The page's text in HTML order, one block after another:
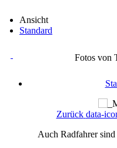
Ansicht
Standard
Fotos von
Zurück data-
Auch Radfahrer